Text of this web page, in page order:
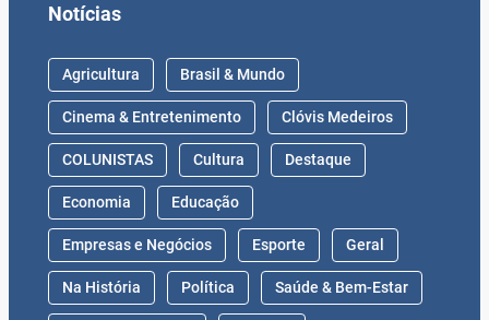
Notícias
Agricultura Brasil & Mundo
Cinema & Entretenimento Clóvis Medeiros
COLUNISTAS Cultura Destaque
Economia Educação
Empresas e Negócios Esporte Geral
Na História Política Saúde & Bem-Estar